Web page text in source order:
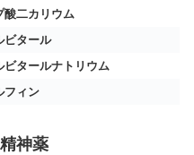
酸二カリウム
ビタール
ビタールナトリウム
フィン
神薬